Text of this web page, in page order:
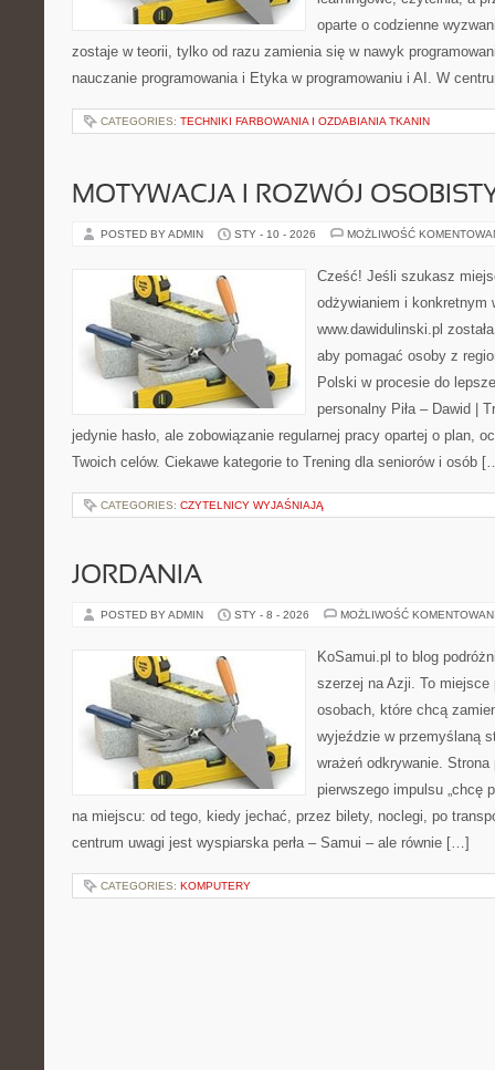
oparte o codzienne
zostaje w teorii, tylko od razu zamienia się w nawyk
nauczanie programowania i Etyka w programowaniu i AI. W
CATEGORIES: TECHNIKI FARBOWANIA I OZDABIANIA TKANIN
MOTYWACJA I ROZWÓJ
POSTED BY ADMIN STY - 10 - 2026 MOŻLIWOŚĆ
Cześć! Jeśli szukasz
odżywianiem i konkretnym
www.dawidulinski.pl
aby pomagać osoby z
Polski w procesie do
personalny Piła – Dawid |
jedynie hasło, ale zobowiązanie regularnej pracy opartej o plan,
Twoich celów. Ciekawe kategorie to Trening dla seniorów i osób
CATEGORIES: CZYTELNICY WYJAŚNIAJĄ
JORDANIA
POSTED BY ADMIN STY - 8 - 2026 MOŻLIWOŚĆ
KoSamui.pl to blog
szerzej na Azji. To miejsce
osobach, które chcą
wyjeździe w przemyślaną
wrażeń odkrywanie.
pierwszego impulsu „chcę
na miejscu: od tego, kiedy jechać, przez bilety, noclegi, po
centrum uwagi jest wyspiarska perła – Samui – ale równie […]
CATEGORIES: KOMPUTERY